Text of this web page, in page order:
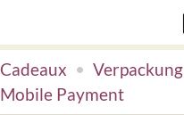
Cadeaux
Verpackung
Mobile Payment